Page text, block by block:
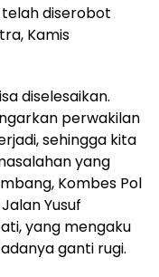
diserobot
Kamis
diselesaikan.
perwakilan
sehingga kita
yang
Kombes Pol
Yusuf
yang mengaku
ganti rugi.